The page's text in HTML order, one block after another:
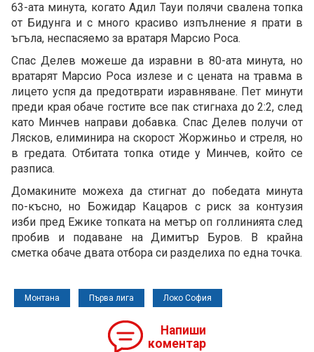
63-ата минута, когато Адил Тауи полячи свалена топка
от Бидунга и с много красиво изпълнение я прати в
ъгъла, неспасяемо за вратаря Марсио Роса.
Спас Делев можеше да изравни в 80-ата минута, но
вратарят Марсио Роса излезе и с цената на травма в
лицето успя да предотврати изравняване. Пет минути
преди края обаче гостите все пак стигнаха до 2:2, след
като Минчев направи добавка. Спас Делев получи от
Лясков, елиминира на скорост Жоржиньо и стреля, но
в гредата. Отбитата топка отиде у Минчев, който се
разписа.
Домакините можеха да стигнат до победата минута
по-късно, но Божидар Кацаров с риск за контузия
изби пред Ежике топката на метър оп голлинията след
пробив и подаване на Димитър Буров. В крайна
сметка обаче двата отбора си разделиха по една точка.
Монтана Първа лига Локо София
Напиши
коментар